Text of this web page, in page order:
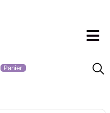
Panier